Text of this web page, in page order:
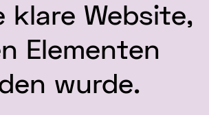
klare Website,
Elementen
wurde.